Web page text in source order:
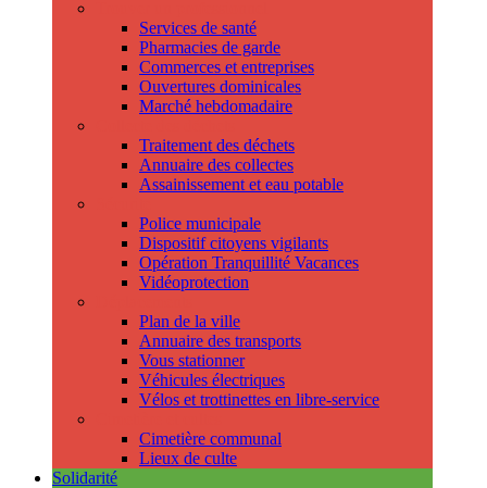
Services de santé
Pharmacies de garde
Commerces et entreprises
Ouvertures dominicales
Marché hebdomadaire
Traitement des déchets
Annuaire des collectes
Assainissement et eau potable
Police municipale
Dispositif citoyens vigilants
Opération Tranquillité Vacances
Vidéoprotection
Plan de la ville
Annuaire des transports
Vous stationner
Véhicules électriques
Vélos et trottinettes en libre-service
Cimetière communal
Lieux de culte
Solidarité